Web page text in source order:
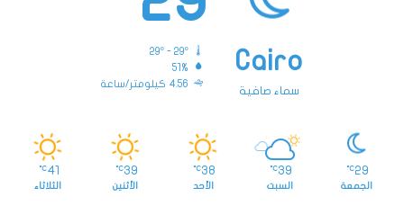
Cairo
سماء صافية
51%
4.56 كيلومتر/ساعة
29
℃
الجمعة
39
℃
السبت
38
℃
الأحد
39
℃
الأثنين
41
℃
الثلاثاء